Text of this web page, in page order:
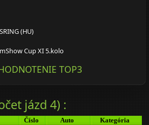
(HU)
Cup XI 5.kolo
TOP3
jázd 4) :
Číslo Auto Kategória